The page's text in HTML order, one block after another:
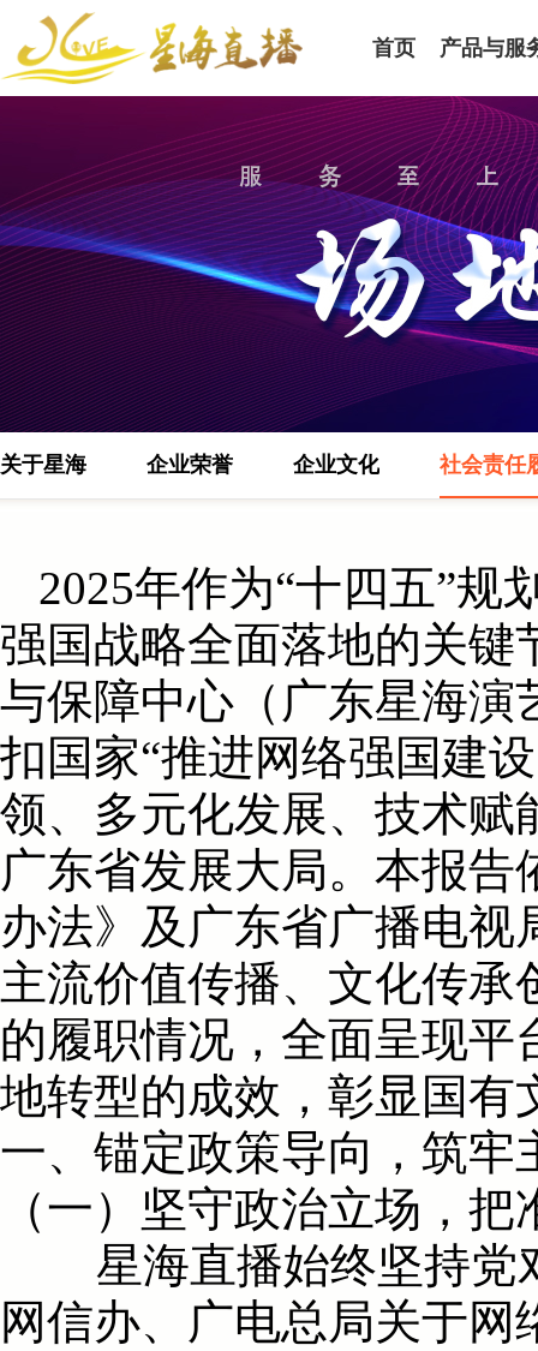
首页 产品与服
关于星海 企业荣誉 企业文化 社会责任
2025年作为“十四五”规
强国战略全面落地的关键
与保障中心（广东星海演
扣国家“推进网络强国建
领、多元化发展、技术赋
广东省发展大局。本报
办法》及广东省广播电视
主流价值传播、文化传
的履职情况，全面呈现
地转型的成效，彰显国有
一、锚定政策导向，筑牢
（一）坚守政治立场，
星海直播始终坚持党
网信办、广电总局关于网